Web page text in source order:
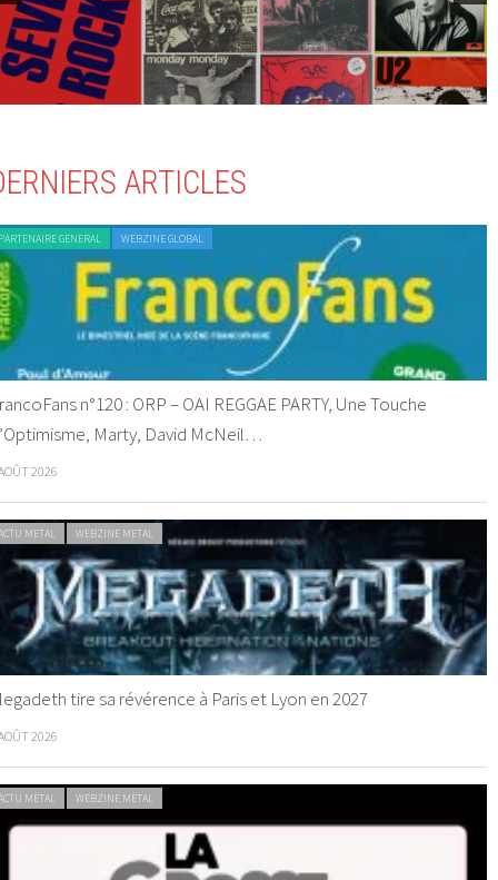
ARTICLES
GENERAL WEBZINE GLOBAL
n°120 : ORP – OAI REGGAE PARTY, Une Touche
Marty, David McNeil…
2026
METAL WEBZINE METAL
tire sa révérence à Paris et Lyon en 2027
2026
METAL WEBZINE METAL